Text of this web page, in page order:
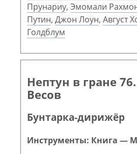
Прунариу, Эмомали
Путин, Джон Лоун, Август
Голдблум
Нептун в гране
Весов
Бунтарка-дирижёр
Инструменты: Книга —